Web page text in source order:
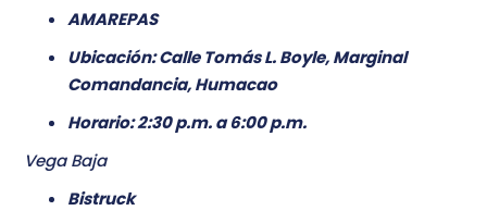
AMAREPAS
Ubicación: Calle Tomás L. Boyle, Marginal
Comandancia, Humacao
Horario: 2:30 p.m. a 6:00 p.m.
Vega Baja
Bistruck